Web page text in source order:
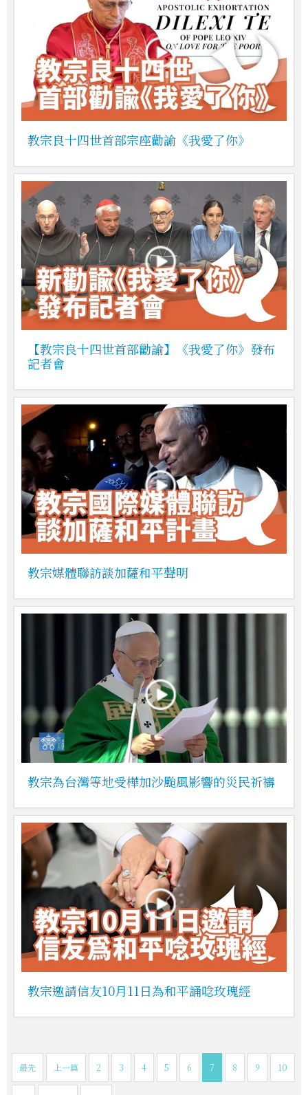
教宗良十四世首部宗座勸諭《我愛了你》
【教宗良十四世首部勸諭】《我愛了你》發布
記者會
教宗媒體聯訪談加薩和平聲明
教宗為台灣等地受樺加沙颱風影響的災民祈禱
教宗邀請信友10月11日為和平誦唸玫瑰經
最先 上一篇 2 3 4 5 6 7 8 9 10